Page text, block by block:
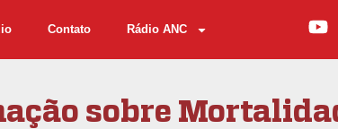
Contato Rádio ANC
sobre